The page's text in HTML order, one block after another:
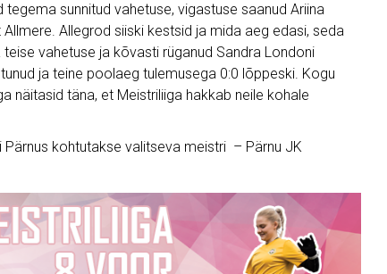
sunnitud vahetuse, vigastuse saanud Ariina
Allegrod siiski kestsid ja mida aeg edasi, seda
vahetuse ja kõvasti rüganud Sandra Londoni
ja teine poolaeg tulemusega 0:0 lõppeski. Kogu
näitasid täna, et Meistriliiga hakkab neile kohale
kohtutakse valitseva meistri – Pärnu JK